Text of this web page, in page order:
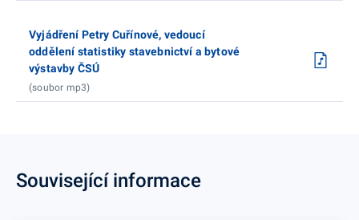
Vyjádření Petry Cuřínové, vedoucí
oddělení statistiky stavebnictví a bytové
výstavby ČSÚ
(soubor mp3)
Související informace